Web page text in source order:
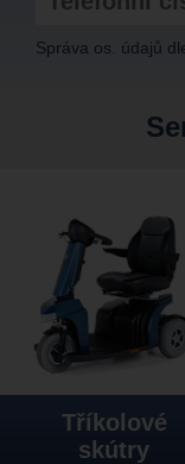
Správa os. údajů
Tříkolové
skútry